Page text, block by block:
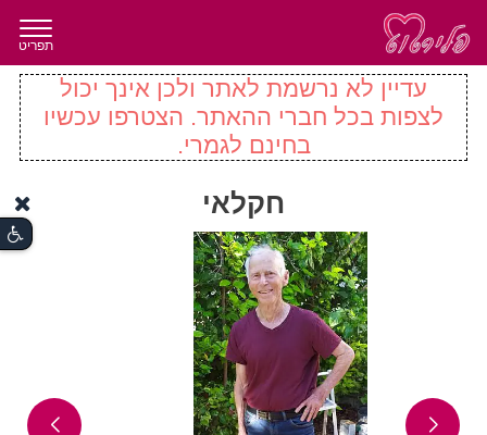
תפריט
עדיין לא נרשמת לאתר ולכן אינך יכול
לצפות בכל חברי ההאתר. הצטרפו עכשיו
בחינם לגמרי.
חקלאי